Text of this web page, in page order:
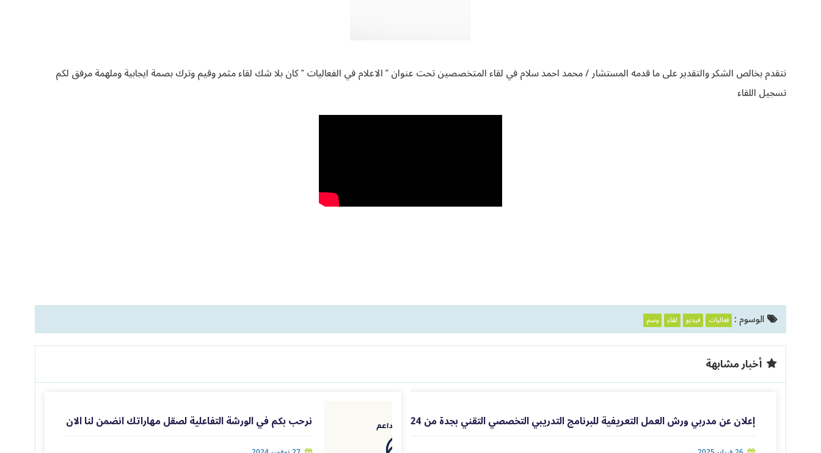
نتقدم بخالص الشكر والتقدير على ما قدمه المستشار / محمد احمد سلام في لقاء المتخصصين تحت عنوان ” الاعلام في الفعاليات ” كان بلا شك لقاء مثمر وقيم وترك بصمة ايجابية وملهمة مرفق لكم
تسجيل اللقاء
الوسوم : فعاليات فيديو لقاء وسم
أخبار مشابهة
إعلان عن مدربي ورش العمل التعريفية للبرنامج التدريبي التخصصي التقني بجدة من 24 إلى 27 فبراير 2025 نرحب بكم في الورشة التفاعلية لصقل مهاراتك انضمن لنا الان